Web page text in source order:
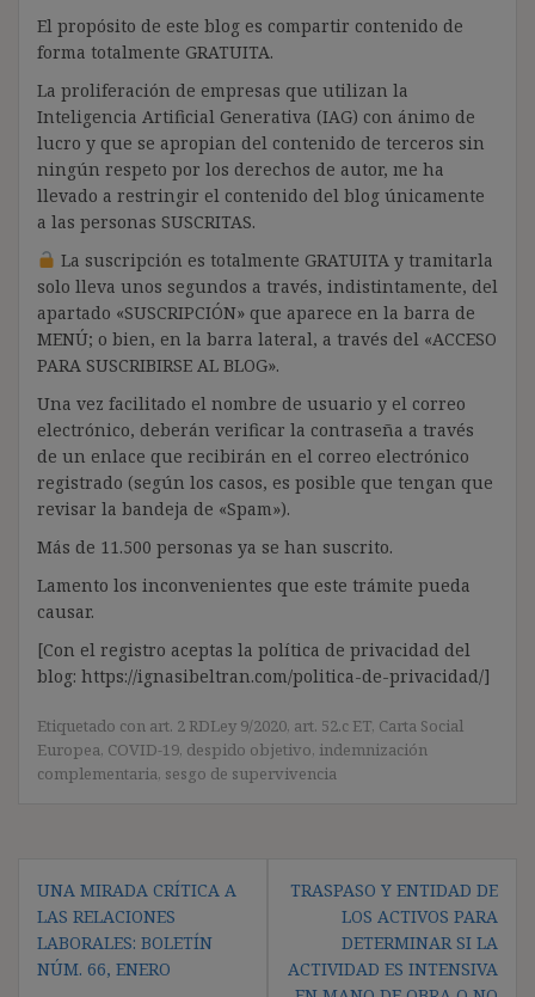
El propósito de este blog es compartir contenido de
forma totalmente GRATUITA.
La proliferación de empresas que utilizan la
Inteligencia Artificial Generativa (IAG) con ánimo de
lucro y que se apropian del contenido de terceros sin
ningún respeto por los derechos de autor, me ha
llevado a restringir el contenido del blog únicamente
a las personas SUSCRITAS.
La suscripción es totalmente GRATUITA y tramitarla
solo lleva unos segundos a través, indistintamente, del
apartado «SUSCRIPCIÓN» que aparece en la barra de
MENÚ; o bien, en la barra lateral, a través del «ACCESO
PARA SUSCRIBIRSE AL BLOG».
Una vez facilitado el nombre de usuario y el correo
electrónico, deberán verificar la contraseña a través
de un enlace que recibirán en el correo electrónico
registrado (según los casos, es posible que tengan que
revisar la bandeja de «Spam»).
Más de 11.500 personas ya se han suscrito.
Lamento los inconvenientes que este trámite pueda
causar.
[Con el registro aceptas la política de privacidad del
blog: https://ignasibeltran.com/politica-de-privacidad/]
Etiquetado con art. 2 RDLey 9/2020, art. 52.c ET, Carta Social
Europea, COVID-19, despido objetivo, indemnización
complementaria, sesgo de supervivencia
Navegación
de
entradas
UNA MIRADA CRÍTICA A
LAS RELACIONES
LABORALES: BOLETÍN
NÚM. 66, ENERO
TRASPASO Y ENTIDAD DE
LOS ACTIVOS PARA
DETERMINAR SI LA
ACTIVIDAD ES INTENSIVA